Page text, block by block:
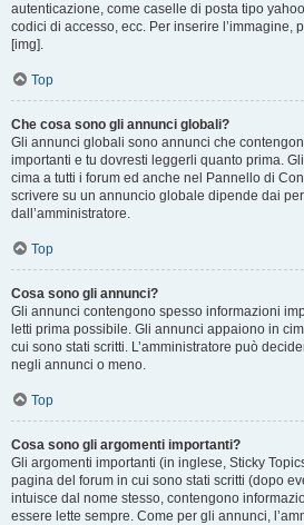
autenticazione, come caselle di posta tipo
codici di accesso, ecc. Per inserire l’immagine,
[img].
Top
Che cosa sono gli annunci globali?
Gli annunci globali sono annunci che
importanti e tu dovresti leggerli quanto prima.
cima a tutti i forum ed anche nel Pannello di
scrivere su un annuncio globale dipende dai
dall’amministratore.
Top
Cosa sono gli annunci?
Gli annunci contengono spesso informazioni
letti prima possibile. Gli annunci appaiono in
cui sono stati scritti. L’amministratore può
negli annunci o meno.
Top
Cosa sono gli argomenti importanti?
Gli argomenti importanti (in inglese, Sticky
pagina del forum in cui sono stati scritti (dopo
intuisce dal nome stesso, contengono
essere lette sempre. Come per gli annunci,